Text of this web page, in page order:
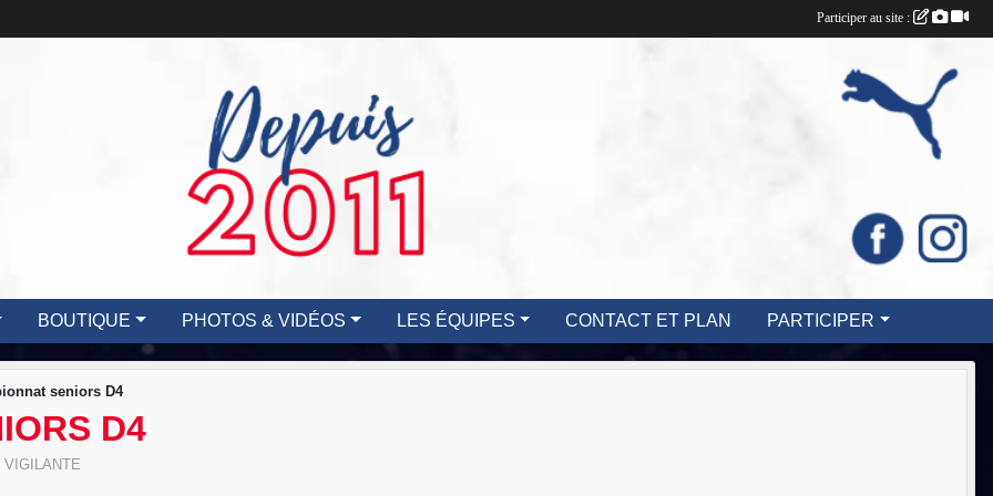
BOUTIQUE PHOTOS & VIDÉOS LES ÉQUIPES CONTACT ET PLAN PARTICIPER
seniors D4
D4
VIGILANTE
Participer au site :